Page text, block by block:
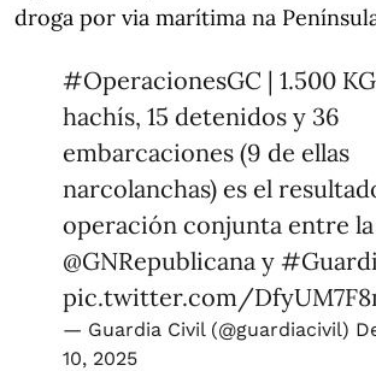
droga por via marítima na
#OperacionesGC | 1.500
hachís, 15 detenidos y 36
embarcaciones (9 de ellas
narcolanchas) es el
operación conjunta entre la
@GNRepublicana y
pic.twitter.com/
— Guardia Civil (@guardiacivil)
10, 2025